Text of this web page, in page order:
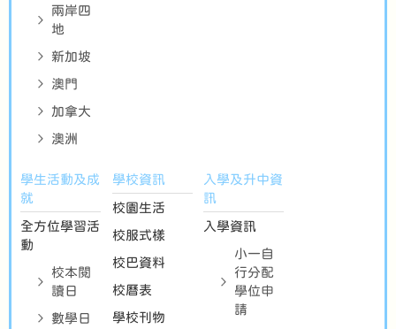
兩岸四
地
新加坡
澳門
加拿大
澳洲
學生活動及成
就
全方位學習活
動
校本閱
讀日
數學日
學校資訊
校園生活
校服式樣
校巴資料
校曆表
學校刊物
入學及升中資
訊
入學資訊
小一自
行分配
學位申
請